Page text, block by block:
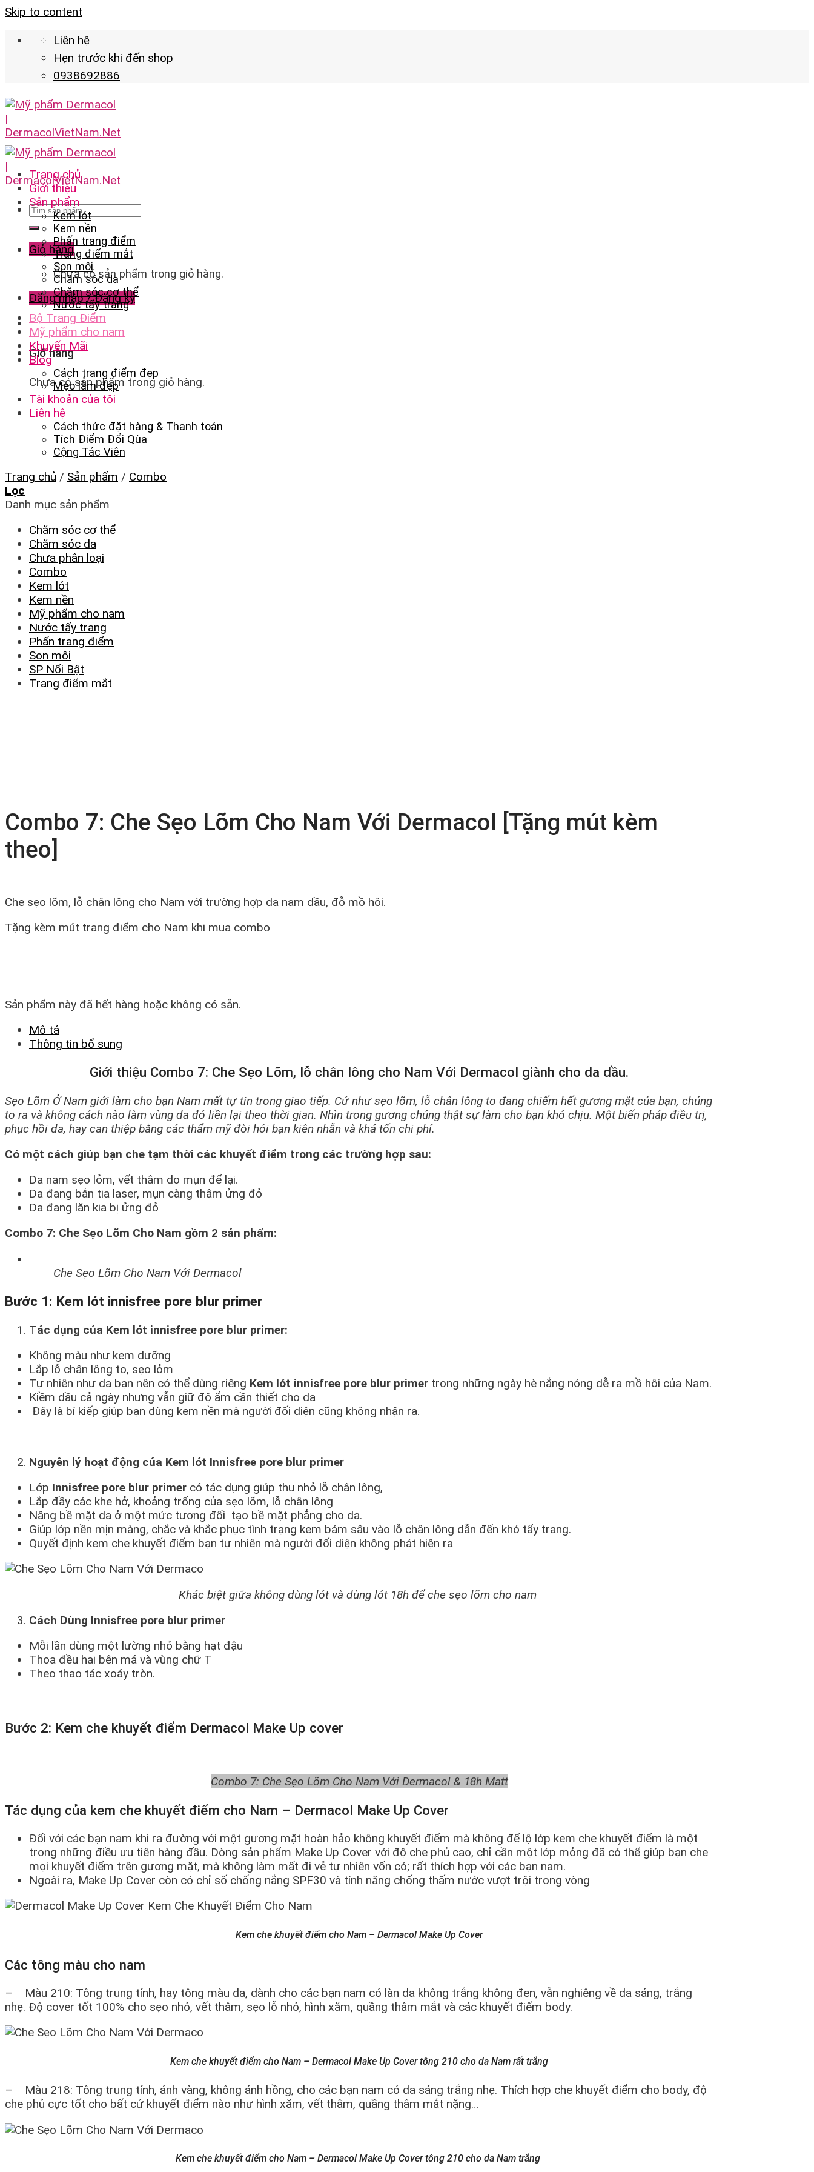
Skip to content
Liên hệ
Hẹn trước khi đến shop
0938692886
Giỏ hàng
Chưa có sản phẩm trong giỏ hàng.
Đăng nhập / Đăng ký
Giỏ hàng
Chưa có sản phẩm trong giỏ hàng.
Trang chủ
Giới thiệu
Sản phẩm
Kem lót
Kem nền
Phấn trang điểm
Trang điểm mắt
Son môi
Chăm sóc da
Chăm sóc cơ thể
Nước tẩy trang
Bộ Trang Điểm
Mỹ phẩm cho nam
Khuyến Mãi
Blog
Cách trang điểm đẹp
Mẹo làm đẹp
Tài khoản của tôi
Liên hệ
Cách thức đặt hàng & Thanh toán
Tích Điểm Đổi Qùa
Cộng Tác Viên
Trang chủ / Sản phẩm / Combo
Lọc
Danh mục sản phẩm
Chăm sóc cơ thể
Chăm sóc da
Chưa phân loại
Combo
Kem lót
Kem nền
Mỹ phẩm cho nam
Nước tẩy trang
Phấn trang điểm
Son môi
SP Nổi Bật
Trang điểm mắt
Combo 7: Che Sẹo Lõm Cho Nam Với Dermacol [Tặng mút kèm
theo]
Che sẹo lõm, lỗ chân lông cho Nam với trường hợp da nam dầu, đỗ mồ hôi.
Tặng kèm mút trang điểm cho Nam khi mua combo
Sản phẩm này đã hết hàng hoặc không có sẵn.
Mô tả
Thông tin bổ sung
Giới thiệu Combo 7: Che Sẹo Lõm, lỗ chân lông cho Nam Với Dermacol giành cho da dầu.
Sẹo Lõm Ở Nam giới làm cho bạn Nam mất tự tin trong giao tiếp. Cứ như sẹo lõm, lỗ chân lông to đang chiếm hết gương mặt của bạn, chúng
to ra và không cách nào làm vùng da đó liền lại theo thời gian. Nhìn trong gương chúng thật sự làm cho bạn khó chịu. Một biến pháp điều trị,
phục hồi da, hay can thiệp bằng các thẩm mỹ đòi hỏi bạn kiên nhẫn và khá tốn chi phí.
Có một cách giúp bạn che tạm thời các khuyết điểm trong các trường hợp sau:
Da nam sẹo lỏm, vết thâm do mụn để lại.
Da đang bắn tia laser, mụn càng thâm ửng đỏ
Da đang lăn kia bị ửng đỏ
Combo 7: Che Sẹo Lõm Cho Nam gồm 2 sản phẩm:
Che Sẹo Lõm Cho Nam Với Dermacol
Bước 1: Kem lót innisfree pore blur primer
Tác dụng của Kem lót innisfree pore blur primer:
Không màu như kem dưỡng
Lắp lỗ chân lông to, sẹo lỏm
Tự nhiên như da bạn nên có thể dùng riêng Kem lót innisfree pore blur primer trong những ngày hè nắng nóng dễ ra mồ hôi của Nam.
Kiềm dầu cả ngày nhưng vẫn giữ độ ẩm cần thiết cho da
Đây là bí kiếp giúp bạn dùng kem nền mà người đối diện cũng không nhận ra.
Nguyên lý hoạt động của Kem lót Innisfree pore blur primer
Lớp Innisfree pore blur primer có tác dụng giúp thu nhỏ lỗ chân lông,
Lắp đầy các khe hở, khoảng trống của sẹo lõm, lỗ chân lông
Nâng bề mặt da ở một mức tương đối tạo bề mặt phẳng cho da.
Giúp lớp nền mịn màng, chắc và khắc phục tình trạng kem bám sâu vào lỗ chân lông dẫn đến khó tẩy trang.
Quyết định kem che khuyết điểm bạn tự nhiên mà người đối diện không phát hiện ra
Khác biệt giữa không dùng lót và dùng lót 18h để che sẹo lõm cho nam
Cách Dùng Innisfree pore blur primer
Mỗi lần dùng một lường nhỏ bằng hạt đậu
Thoa đều hai bên má và vùng chữ T
Theo thao tác xoáy tròn.
Bước 2: Kem che khuyết điểm Dermacol Make Up cover
Combo 7: Che Sẹo Lõm Cho Nam Với Dermacol & 18h Matt
Tác dụng của kem che khuyết điểm cho Nam – Dermacol Make Up Cover
Đối với các bạn nam khi ra đường với một gương mặt hoàn hảo không khuyết điểm mà không để lộ lớp kem che khuyết điểm là một
trong những điều ưu tiên hàng đầu. Dòng sản phẩm Make Up Cover với độ che phủ cao, chỉ cần một lớp mỏng đã có thể giúp bạn che
mọi khuyết điểm trên gương mặt, mà không làm mất đi vẻ tự nhiên vốn có; rất thích hợp với các bạn nam.
Ngoài ra, Make Up Cover còn có chỉ số chống nắng SPF30 và tính năng chống thấm nước vượt trội trong vòng
Kem che khuyết điểm cho Nam – Dermacol Make Up Cover
Các tông màu cho nam
– Màu 210: Tông trung tính, hay tông màu da, dành cho các bạn nam có làn da không trắng không đen, vẫn nghiêng về da sáng, trắng
nhẹ. Độ cover tốt 100% cho sẹo nhỏ, vết thâm, sẹo lỗ nhỏ, hình xăm, quầng thâm mắt và các khuyết điểm body.
Kem che khuyết điểm cho Nam – Dermacol Make Up Cover tông 210 cho da Nam rất trắng
– Màu 218: Tông trung tính, ánh vàng, không ánh hồng, cho các bạn nam có da sáng trắng nhẹ. Thích hợp che khuyết điểm cho body, độ
che phủ cực tốt cho bất cứ khuyết điểm nào như hình xăm, vết thâm, quầng thâm mắt nặng…
Kem che khuyết điểm cho Nam – Dermacol Make Up Cover tông 210 cho da Nam trắng